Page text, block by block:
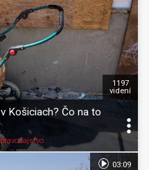
Košiciach? Čo na to
1197
videní
03:09